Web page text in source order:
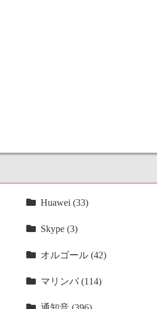
Huawei (33)
Skype (3)
オルゴール (42)
マリンバ (114)